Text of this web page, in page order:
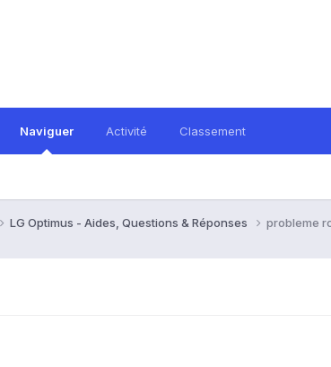
Naviguer Activité Classement
LG Optimus - Aides, Questions & Réponses probleme